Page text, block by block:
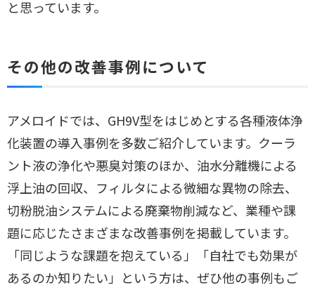
と思っています。
その他の改善事例について
アメロイドでは、GH9V型をはじめとする各種液体浄
化装置の導入事例を多数ご紹介しています。クーラ
ント液の浄化や悪臭対策のほか、油水分離機による
浮上油の回収、フィルタによる微細な異物の除去、
切粉脱油システムによる廃棄物削減など、業種や課
題に応じたさまざまな改善事例を掲載しています。
「同じような課題を抱えている」「自社でも効果が
あるのか知りたい」という方は、ぜひ他の事例もご